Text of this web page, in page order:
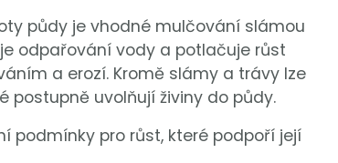
půdy je vhodné mulčování slámou
odpařování vody a potlačuje růst
a erozí. Kromě slámy a trávy lze
postupně uvolňují živiny do půdy.
podmínky pro růst, které podpoří její